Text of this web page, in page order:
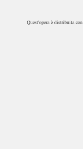
Quest'opera è distribuita